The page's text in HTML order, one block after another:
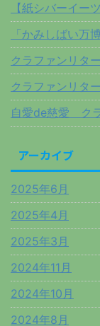
【紙シバーイー
「かみしばい万
クラファンリタ
クラファンリ
自愛de慈愛 ク
アーカイブ
2025年6月
2025年4月
2025年3月
2024年11月
2024年10月
2024年8月